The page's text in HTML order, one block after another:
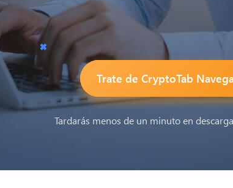
Trate de CryptoTab
Tardarás menos de un minuto en